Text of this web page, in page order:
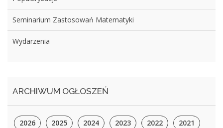
Seminarium Zastosowań Matematyki
Wydarzenia
ARCHIWUM OGŁOSZEŃ
2026 2025 2024 2023 2022 2021